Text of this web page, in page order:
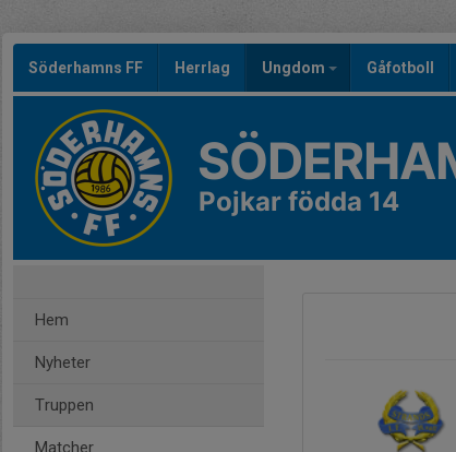
Söderhamns FF Herrlag Ungdom Gåfotboll
Pojkar födda 14
Hem
Nyheter
Truppen
Matcher